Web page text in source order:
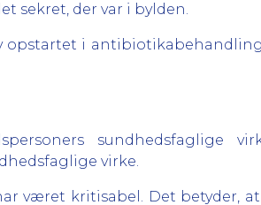
sekret, der var i bylden.
i
sundhedsfaglige
virke.
været kritisabel. Det betyder,